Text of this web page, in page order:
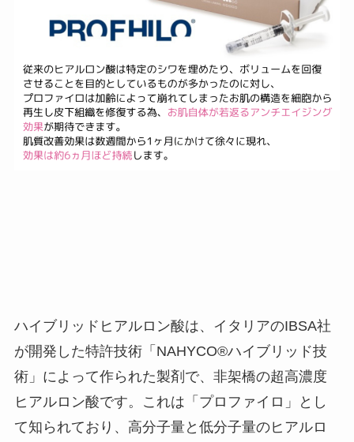
ハイブリッドヒアルロン酸は、イタリアのIBSA社
が開発した特許技術「 NAHYCO®ハイブリッド技
術」によって作られた製剤で、非架橋の超高濃度
ヒアルロン酸です。これは「プロファイロ」とし
て知られており、高分子量と低分子量のヒアルロ